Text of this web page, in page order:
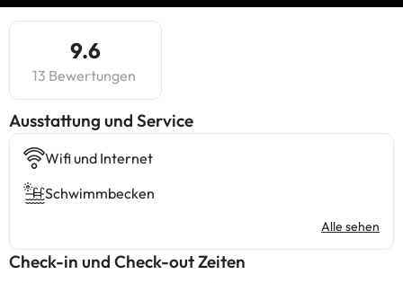
9.6
13 Bewertungen
​Ausstattung und Service
Wifi und Internet
Schwimmbecken
Alle sehen
Check-in und Check-out Zeiten